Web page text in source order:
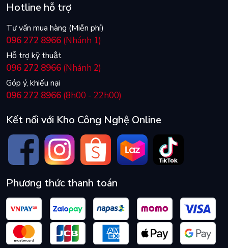
Velcro giúp giải quyết vấn đề dây dợ lộn xộn trên mặt đất,
tránh tình trạng ẩm ướt gây hư hỏng; cải thiện tín hiệu; thuận
tiện cho tháo dỡ khi cần sử dụng, sửa chữa, vệ sinh; tăng tính
thẩm mỹ cho không gian.
Hotline hỗ trợ
Tư vấn mua hàng (Miễn phí)
096 272 8966 (Nhánh 1)
Hỗ trợ kỹ thuật
096 272 8966 (Nhánh 2)
Góp ý, khiếu nại
096 272 8966 (8h00 - 22h00)
Kết nối với Kho Công Nghệ Online
Phương thức thanh toán